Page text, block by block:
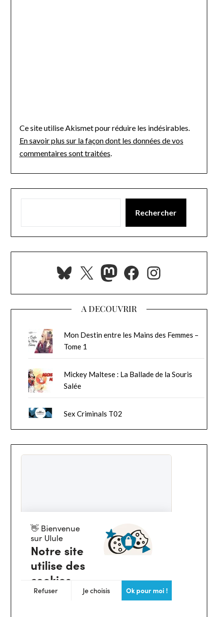
Ce site utilise Akismet pour réduire les indésirables.
En savoir plus sur la façon dont les données de vos
commentaires sont traitées.
Rechercher
Bluesky
X Mastodon
Facebook
A DECOUVRIR
Mon Destin entre les Mains des Femmes –
Tome 1
Mickey Maltese : La Ballade de la Souris
Salée
Sex Criminals T02